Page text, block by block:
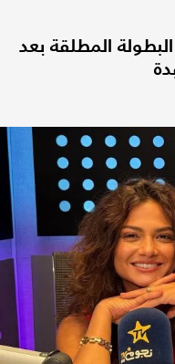
المطلقة بعد